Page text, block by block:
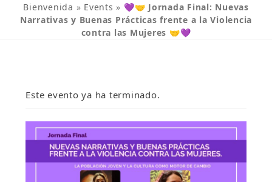
Bienvenida » Events » 💜🤝 Jornada Final: Nuevas
Narrativas y Buenas Prácticas frente a la Violencia
contra las Mujeres 🤝💜
Este evento ya ha terminado.